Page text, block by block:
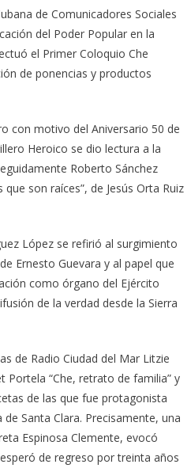
de Comunicadores Sociales
del Poder Popular en la
el Primer Coloquio Che
de ponencias y productos
con motivo del Aniversario 50 de
Heroico se dio lectura a la
Roberto Sánchez
son raíces”, de Jesús Orta Ruiz
López se refirió al surgimiento
Ernesto Guevara y al papel que
como órgano del Ejército
de la verdad desde la Sierra
de Radio Ciudad del Mar Litzie
Portela “Che, retrato de familia” y
de las que fue protagonista
Santa Clara. Precisamente, una
Espinosa Clemente, evocó
de regreso por treinta años